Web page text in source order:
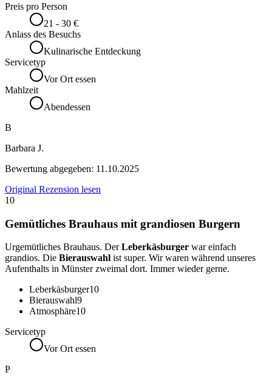
Preis pro Person
21 - 30 €
Anlass des Besuchs
Kulinarische Entdeckung
Servicetyp
Vor Ort essen
Mahlzeit
Abendessen
B
Barbara J.
Bewertung abgegeben: 11.10.2025
Original Rezension lesen
10
Gemütliches Brauhaus mit grandiosen Burgern
Urgemütliches Brauhaus. DerLeberkäsburger war einfach
grandios. Die Bierauswahl ist super. Wir waren während unseres
Aufenthalts in Münster zweimal dort. Immer wieder gerne.
Leberkäsburger10
Bierauswahl9
Atmosphäre10
Servicetyp
Vor Ort essen
P